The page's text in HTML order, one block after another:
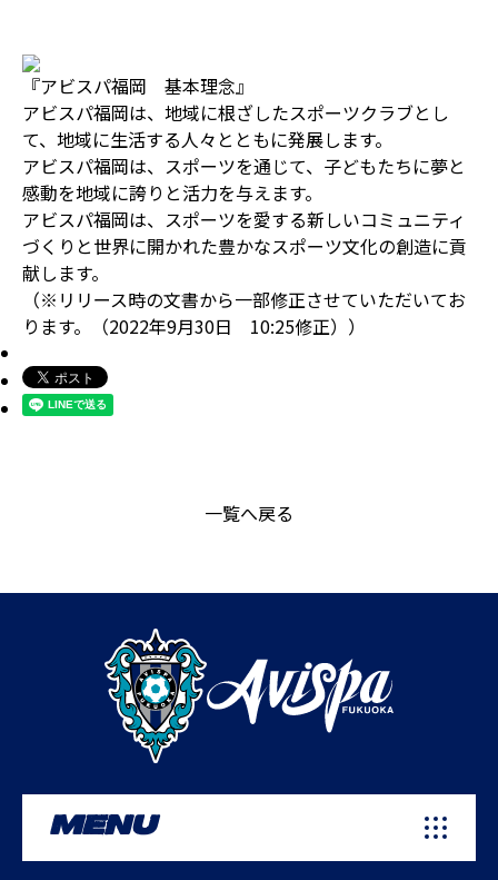
『アビスパ福岡 基本理念』
アビスパ福岡は、地域に根ざしたスポーツクラブとし
て、地域に生活する人々とともに発展します。
アビスパ福岡は、スポーツを通じて、子どもたちに夢と
感動を地域に誇りと活力を与えます。
アビスパ福岡は、スポーツを愛する新しいコミュニティ
づくりと世界に開かれた豊かなスポーツ文化の創造に貢
献します。
（※リリース時の文書から一部修正させていただいてお
ります。（2022年9月30日 10:25修正））
一覧へ戻る
MENU